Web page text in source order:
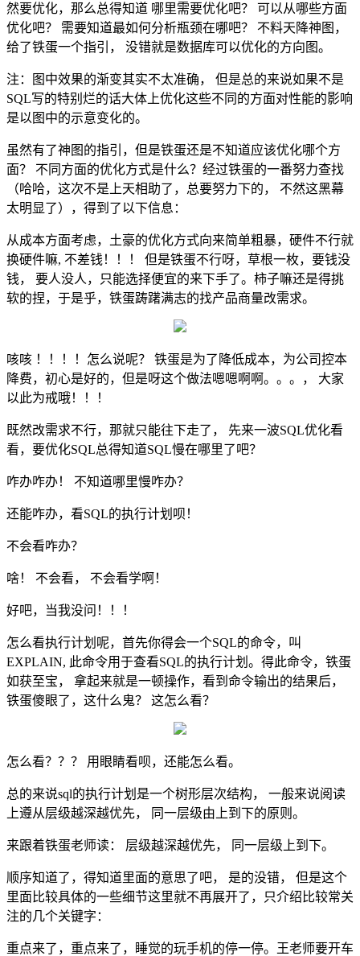
然要优化，那么总得知道 哪里需要优化吧？ 可以从哪些方面
优化吧？ 需要知道最如何分析瓶颈在哪吧？ 不料天降神图，
给了铁蛋一个指引， 没错就是数据库可以优化的方向图。
注：图中效果的渐变其实不太准确， 但是总的来说如果不是
SQL写的特别烂的话大体上优化这些不同的方面对性能的影响
是以图中的示意变化的。
虽然有了神图的指引，但是铁蛋还是不知道应该优化哪个方
面？ 不同方面的优化方式是什么？经过铁蛋的一番努力查找
（哈哈，这次不是上天相助了，总要努力下的， 不然这黑幕
太明显了），得到了以下信息：
从成本方面考虑，土豪的优化方式向来简单粗暴，硬件不行就
换硬件嘛, 不差钱！！！ 但是铁蛋不行呀，草根一枚，要钱没
钱， 要人没人，只能选择便宜的来下手了。柿子嘛还是得挑
软的捏，于是乎，铁蛋踌躇满志的找产品商量改需求。
咳咳 ！！！！怎么说呢？ 铁蛋是为了降低成本，为公司控本
降费，初心是好的，但是呀这个做法嗯嗯啊啊。。。， 大家
以此为戒哦！！！
既然改需求不行，那就只能往下走了， 先来一波SQL优化看
看，要优化SQL总得知道SQL慢在哪里了吧？
咋办咋办！ 不知道哪里慢咋办？
还能咋办，看SQL的执行计划呗！
不会看咋办？
啥！ 不会看， 不会看学啊！
好吧，当我没问！！！
怎么看执行计划呢，首先你得会一个SQL的命令，叫
EXPLAIN, 此命令用于查看SQL的执行计划。得此命令，铁蛋
如获至宝， 拿起来就是一顿操作，看到命令输出的结果后，
铁蛋傻眼了，这什么鬼？ 这怎么看？
怎么看？？？ 用眼睛看呗，还能怎么看。
总的来说sql的执行计划是一个树形层次结构， 一般来说阅读
上遵从层级越深越优先， 同一层级由上到下的原则。
来跟着铁蛋老师读： 层级越深越优先， 同一层级上到下。
顺序知道了，得知道里面的意思了吧， 是的没错， 但是这个
里面比较具体的一些细节这里就不再展开了，只介绍比较常关
注的几个关键字：
重点来了，重点来了，睡觉的玩手机的停一停。王老师要开车